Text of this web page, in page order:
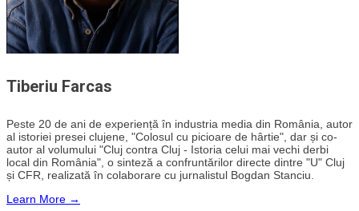
Tiberiu Farcas
Peste 20 de ani de experiență în industria media din România, autor
al istoriei presei clujene, "Colosul cu picioare de hârtie", dar și co-
autor al volumului "Cluj contra Cluj - Istoria celui mai vechi derbi
local din România", o sinteză a confruntărilor directe dintre "U" Cluj
și CFR, realizată în colaborare cu jurnalistul Bogdan Stanciu.
Learn More →